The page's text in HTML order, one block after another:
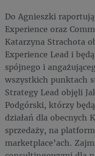
Do Agnieszki
Experience oraz
Katarzyna Strachota
Experience Lead i
spójnego i
wszystkich punktach
Strategy Lead objęli
Podgórski, którzy
działań dla obecnych
sprzedaży, na
marketplace’ach.